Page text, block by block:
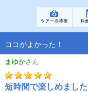
ココがよかった！
まゆか
短時間で楽しめました